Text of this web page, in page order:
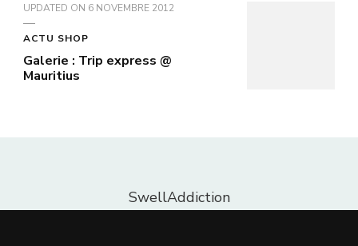
UPDATED ON 6 NOVEMBRE 2012
ACTU SHOP
Galerie : Trip express @
Mauritius
SwellAddiction